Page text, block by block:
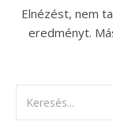
Elnézést, nem
eredményt.